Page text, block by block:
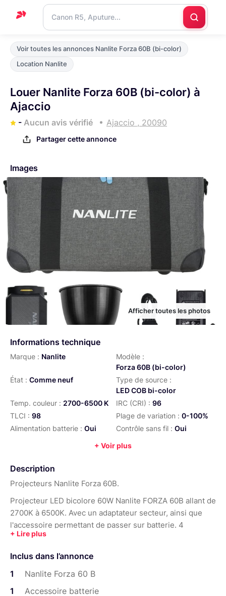
Accueil
Support
Nous
contacter
Voir toutes les annonces Nanlite Forza 60B (bi-color)
Location Nanlite
Louer Nanlite Forza 60B (bi-color) à
Ajaccio
- Aucun avis vérifié Ajaccio , 20090
Partager cette annonce
Images
Afficher toutes les photos
Informations technique
Marque : Nanlite
Modèle :
Forza 60B (bi-color)
État : Comme neuf
Type de source :
LED COB bi-color
Temp. couleur : 2700-6500 K IRC (CRI) : 96
TLCI : 98 Plage de variation : 0-100%
Alimentation batterie : Oui Contrôle sans fil : Oui
FM mount
+ Voir plus
Description
Projecteurs Nanlite Forza 60B.
Projecteur LED bicolore 60W Nanlite FORZA 60B allant de
2700K à 6500K. Avec un adaptateur secteur, ainsi que
l'accessoire permettant de passer sur batterie. 4
Batteries incluses par projecteur ( 2 par projecteurs ).
Ainsi qu'une lentille fresnel et ses volets.
Le tout dans son sac de transport.
Inclus dans l’annonce
1
Nanlite Forza 60 B
1
Accessoire batterie